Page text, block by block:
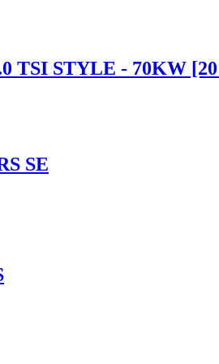
TSI STYLE - 70KW
SE